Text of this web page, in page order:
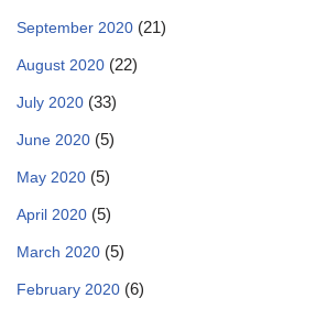
September 2020 (21)
August 2020 (22)
July 2020 (33)
June 2020 (5)
May 2020 (5)
April 2020 (5)
March 2020 (5)
February 2020 (6)